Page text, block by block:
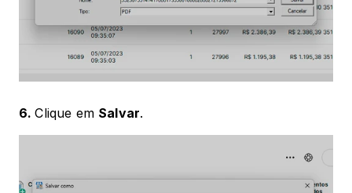
6. Clique em Salvar.